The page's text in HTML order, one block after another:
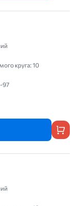
круга: 10
97